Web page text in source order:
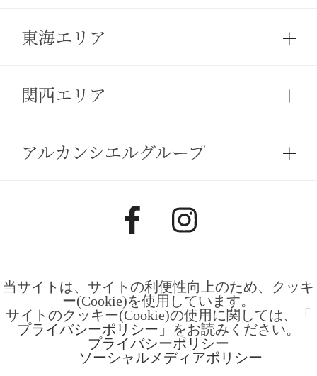
東海エリア
関西エリア
アルカンシエルグループ
当サイトは、サイトの利便性向上のため、クッキ
ー(Cookie)を使用しています。
サイトのクッキー(Cookie)の使用に関しては、「
プライバシーポリシー 」をお読みください。
プライバシーポリシー
ソーシャルメディアポリシー